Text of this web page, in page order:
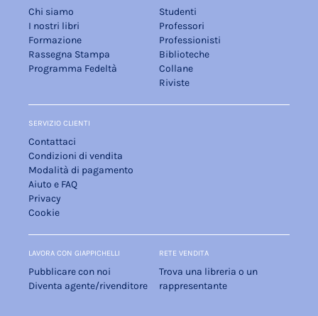
Chi siamo
I nostri libri
Formazione
Rassegna Stampa
Programma Fedeltà
Studenti
Professori
Professionisti
Biblioteche
Collane
Riviste
SERVIZIO CLIENTI
Contattaci
Condizioni di vendita
Modalità di pagamento
Aiuto e FAQ
Privacy
Cookie
LAVORA CON GIAPPICHELLI
Pubblicare con noi
Diventa agente/rivenditore
RETE VENDITA
Trova una libreria o un
rappresentante